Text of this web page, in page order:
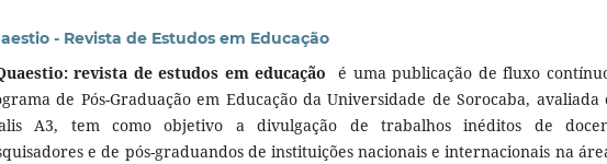
- Revista de Estudos em Educação
revista de estudos em educação é uma publicação de fluxo
de Pós-Graduação em Educação da Universidade de Sorocaba, avaliada
A3, tem como objetivo a divulgação de trabalhos inéditos de
e de pós-graduandos de instituições nacionais e internacionais na